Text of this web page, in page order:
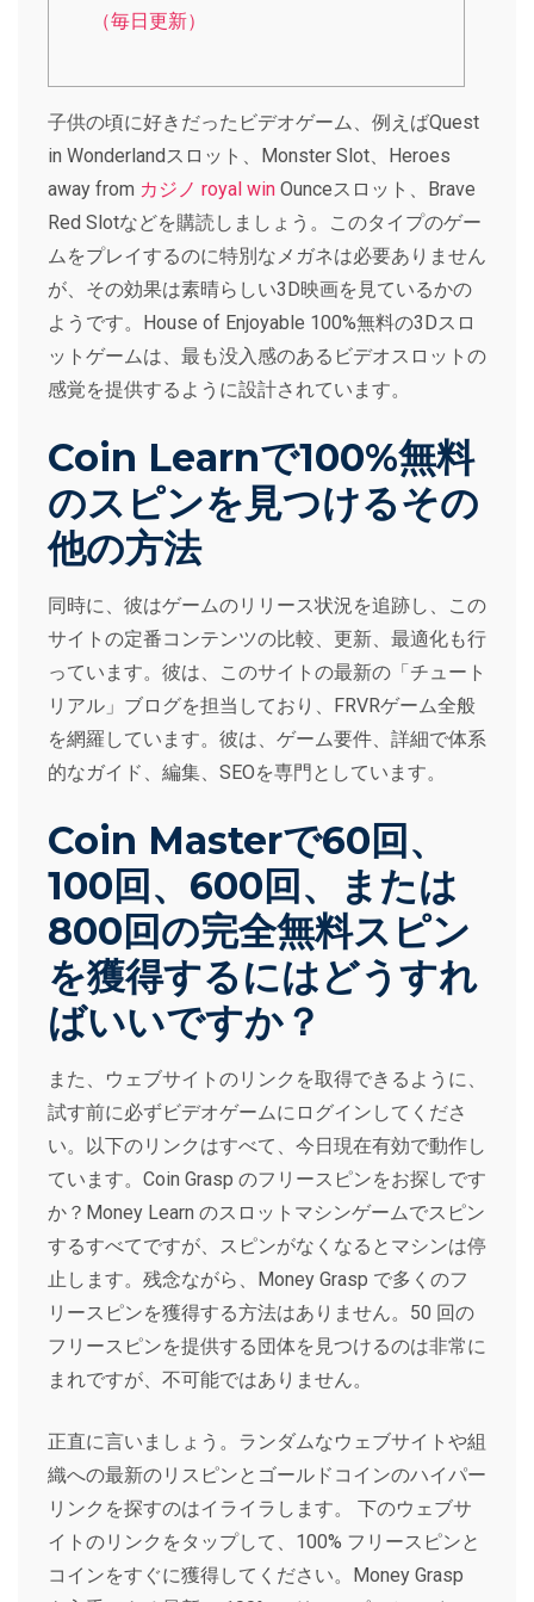
（毎日更新）
子供の頃に好きだったビデオゲーム、例えばQuest
in Wonderlandスロット、Monster Slot、Heroes
away from カジノ royal win Ounceスロット、Brave
Red Slotなどを購読しましょう。このタイプのゲー
ムをプレイするのに特別なメガネは必要ありません
が、その効果は素晴らしい3D映画を見ているかの
ようです。House of Enjoyable 100%無料の3Dスロ
ットゲームは、最も没入感のあるビデオスロットの
感覚を提供するように設計されています。
Coin Learnで100%無料
のスピンを見つけるその
他の方法
同時に、彼はゲームのリリース状況を追跡し、この
サイトの定番コンテンツの比較、更新、最適化も行
っています。彼は、このサイトの最新の「チュート
リアル」ブログを担当しており、FRVRゲーム全般
を網羅しています。彼は、ゲーム要件、詳細で体系
的なガイド、編集、SEOを専門としています。
Coin Masterで60回、
100回、600回、または
800回の完全無料スピン
を獲得するにはどうすれ
ばいいですか？
また、ウェブサイトのリンクを取得できるように、
試す前に必ずビデオゲームにログインしてくださ
い。以下のリンクはすべて、今日現在有効で動作し
ています。Coin Grasp のフリースピンをお探しです
か？Money Learn のスロットマシンゲームでスピン
するすべてですが、スピンがなくなるとマシンは停
止します。残念ながら、Money Grasp で多くのフ
リースピンを獲得する方法はありません。50 回の
フリースピンを提供する団体を見つけるのは非常に
まれですが、不可能ではありません。
正直に言いましょう。ランダムなウェブサイトや組
織への最新のリスピンとゴールドコインのハイパー
リンクを探すのはイライラします。 下のウェブサ
イトのリンクをタップして、100% フリースピンと
コインをすぐに獲得してください。Money Grasp